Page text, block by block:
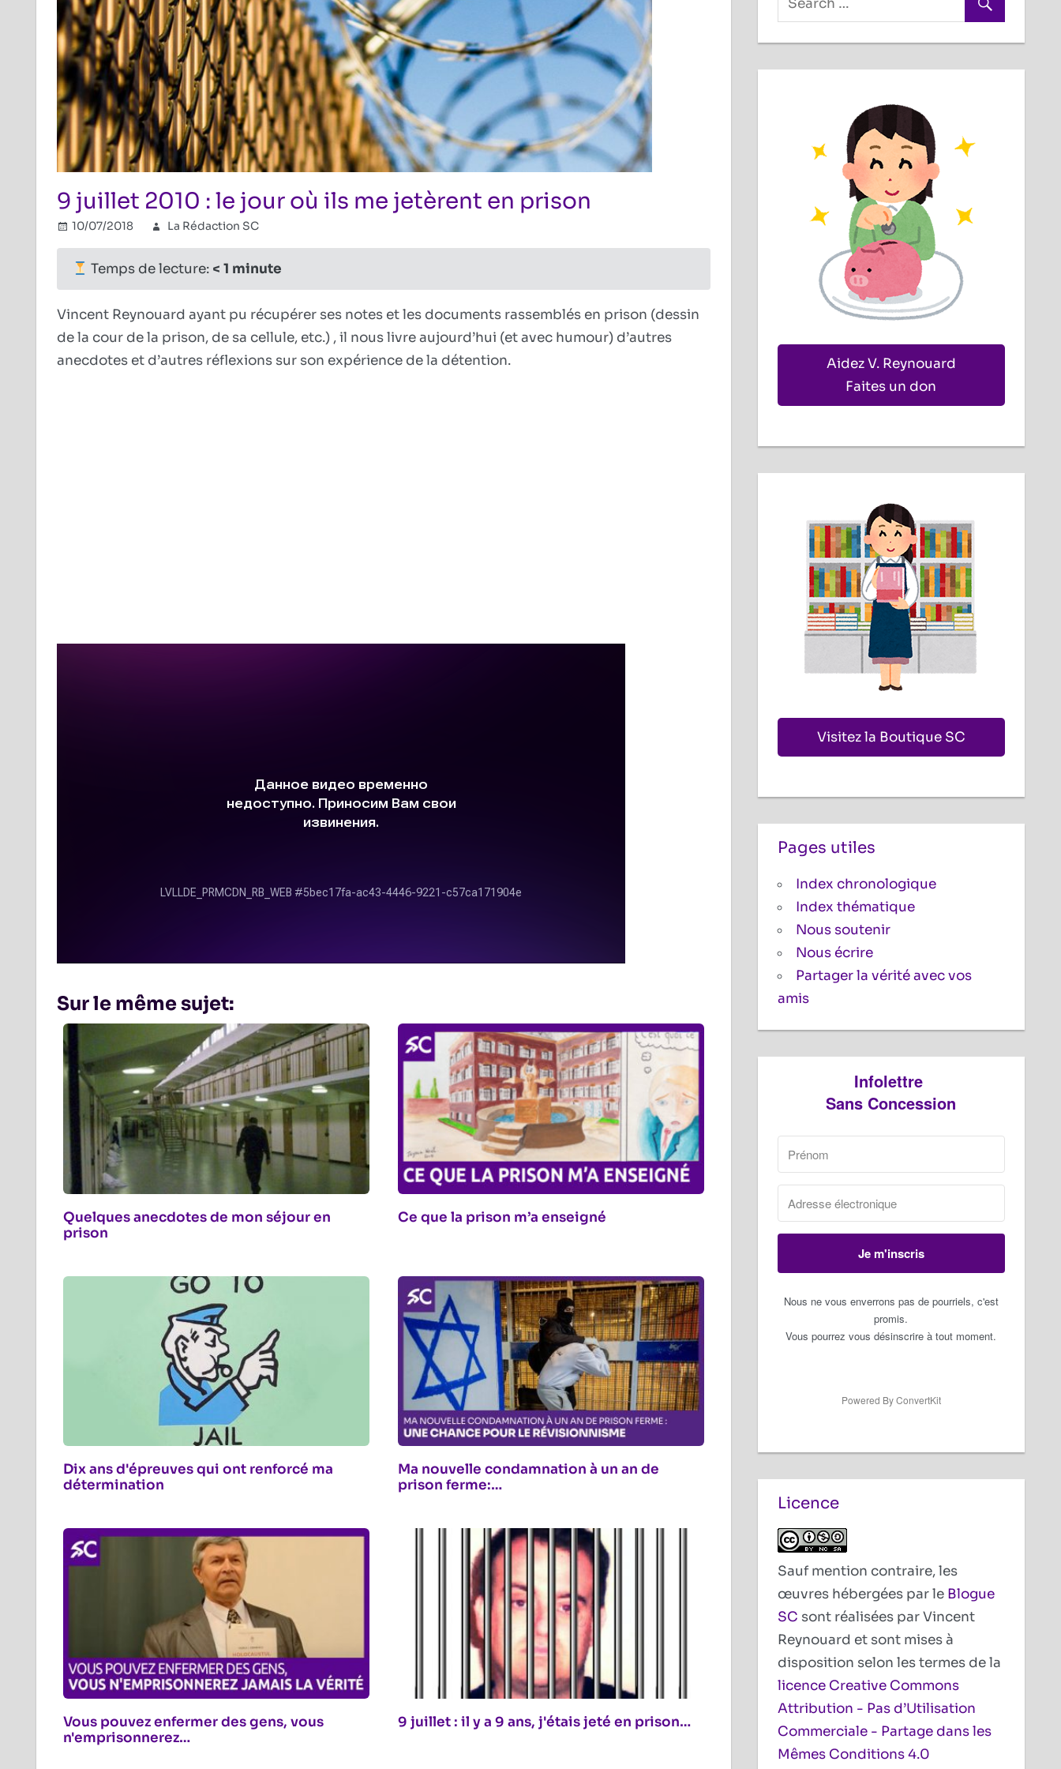
9 juillet 2010 : le jour où ils me jetèrent en prison
10/07/2018 La Rédaction SC
le
jour
où
Temps de lecture: < 1 minute
Vincent Reynouard ayant pu récupérer ses notes et les documents rassemblés en prison (dessin
de la cour de la prison, de sa cellule, etc.) , il nous livre aujourd’hui (et avec humour) d’autres
anecdotes et d’autres réflexions sur son expérience de la détention.
Sur le même sujet:
Quelques anecdotes de mon séjour en
prison
Ce que la prison m’a enseigné
Dix ans d'épreuves qui ont renforcé ma
détermination
Ma nouvelle condamnation à un an de
prison ferme:…
Vous pouvez enfermer des gens, vous
n'emprisonnerez…
9 juillet : il y a 9 ans, j'étais jeté en prison…
Aidez V. Reynouard
Faites un don
Visitez la Boutique SC
Pages utiles
Index chronologique
Index thématique
Nous soutenir
Nous écrire
Partager la vérité avec vos
amis
Infolettre
Sans Concession
Je m'inscris
Nous ne vous enverrons pas de pourriels, c'est
promis.
Vous pourrez vous désinscrire à tout moment.
Powered By ConvertKit
Licence
Sauf mention contraire, les
œuvres hébergées par le Blogue
SC sont réalisées par Vincent
Reynouard et sont mises à
disposition selon les termes de la
licence Creative Commons
Attribution - Pas d’Utilisation
Commerciale - Partage dans les
Mêmes Conditions 4.0